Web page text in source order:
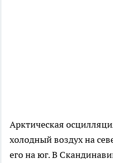
Арктическая
холодный воздух на
его на юг. В